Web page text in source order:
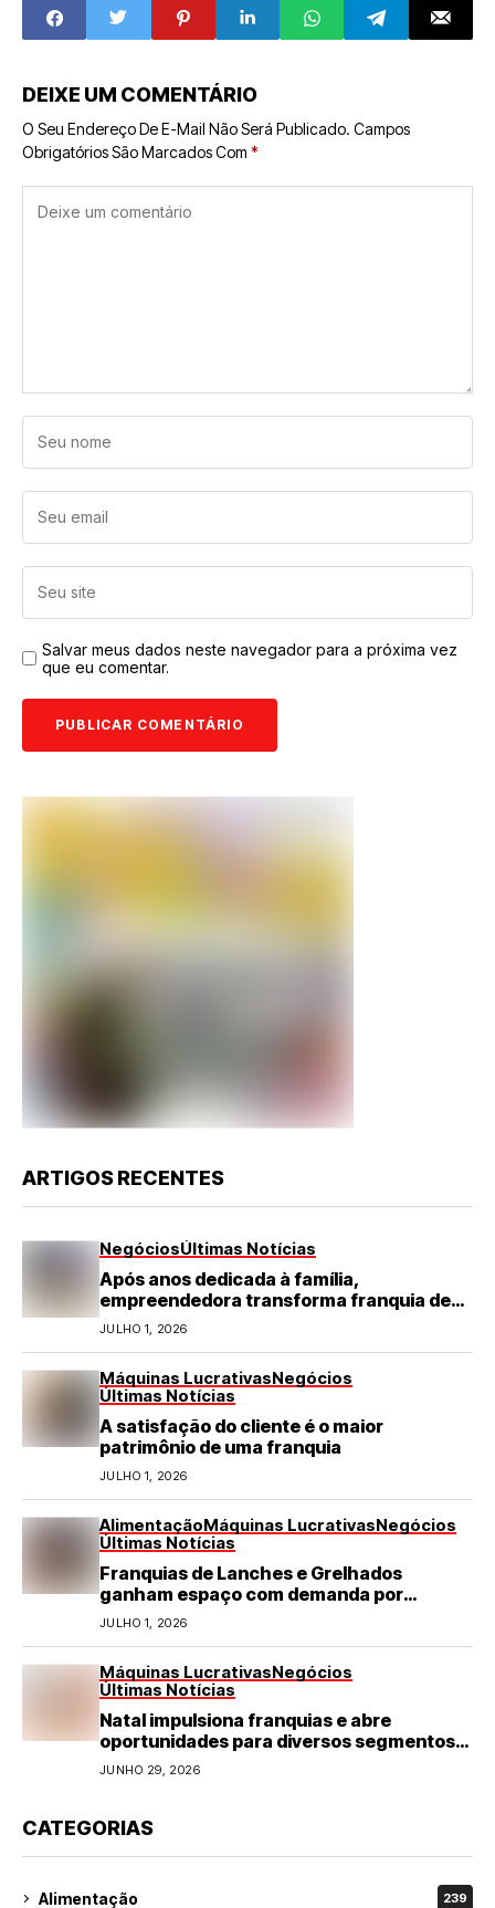
trajetória sólida
dentro da maior
rede de estética
Latina
entrada do novo
empreendedor
brasileiro
DEIXE UM COMENTÁRIO
O Seu Endereço De E-Mail Não Será Publicado. Campos
Obrigatórios São Marcados Com *
Salvar meus dados neste navegador para a próxima vez
que eu comentar.
ARTIGOS RECENTES
NegóciosÚltimas Notícias
Após anos dedicada à família,
empreendedora transforma franquia de
turismo em negócio de destaque no RN
JULHO 1, 2026
Máquinas LucrativasNegócios
Últimas Notícias
A satisfação do cliente é o maior
patrimônio de uma franquia
JULHO 1, 2026
AlimentaçãoMáquinas LucrativasNegócios
Últimas Notícias
Franquias de Lanches e Grelhados
ganham espaço com demanda por
refeições rápidas e de qualidade
JULHO 1, 2026
Máquinas LucrativasNegócios
Últimas Notícias
Natal impulsiona franquias e abre
oportunidades para diversos segmentos
do varejo
JUNHO 29, 2026
CATEGORIAS
Alimentação 239